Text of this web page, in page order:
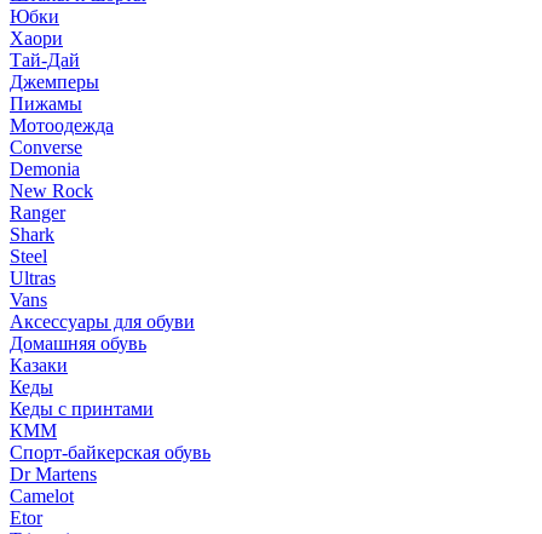
Юбки
Хаори
Тай-Дай
Джемперы
Пижамы
Мотоодежда
Converse
Demonia
New Rock
Ranger
Shark
Steel
Ultras
Vans
Аксессуары для обуви
Домашняя обувь
Казаки
Кеды
Кеды с принтами
КММ
Спорт-байкерская обувь
Dr Martens
Camelot
Etor